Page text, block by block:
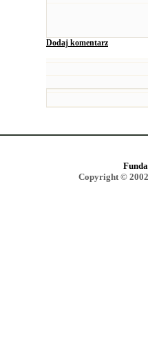
Dodaj komentarz
Copyright ©